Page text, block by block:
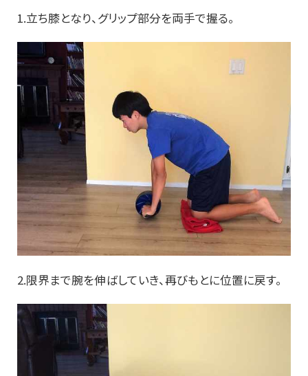
1.立ち膝となり、グリップ部分を両手で握る。
2.限界まで腕を伸ばしていき、再びもとに位置に戻す。